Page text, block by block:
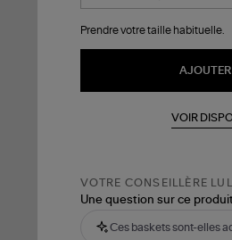
Prendre votre taille habituelle.
AJOUTER
VOIR
VOTRE CONSEILLÈRE
Une question sur ce
Ces baskets sont-elles